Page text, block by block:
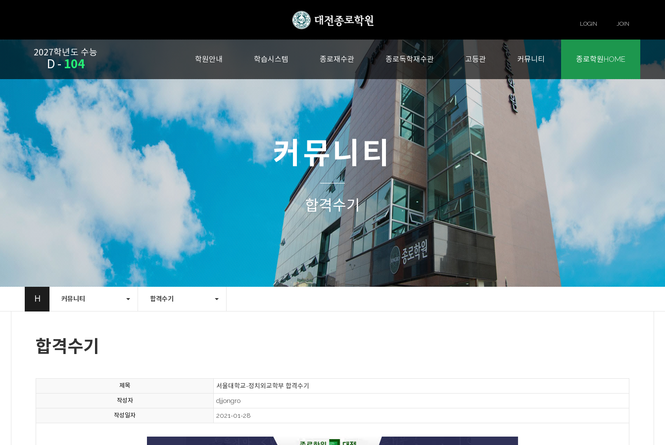
LOGIN JOIN
2027학년도 수능
D -104 학원안내 학습시스템 종로재수관 종로독학재수관 고등관 커뮤니티 종로학원HOME
커뮤니티
합격수기
H 커뮤니티 합격수기
합격수기
제목 서울대학교-정치외교학부 합격수기
작성자 djjongro
작성일자 2021-01-28